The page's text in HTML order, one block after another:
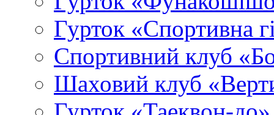
Гурток «Спортивна
Спортивний клуб
Шаховий клуб